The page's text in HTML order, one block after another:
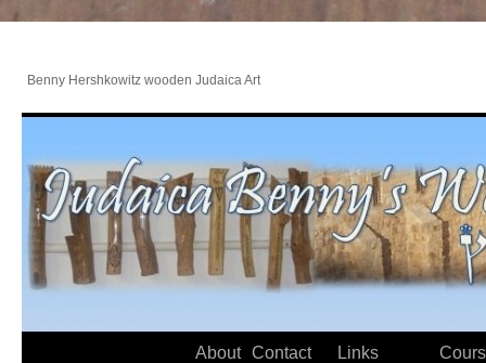
Benny Hershkowitz wooden Judaica Art
Links
Contact
About